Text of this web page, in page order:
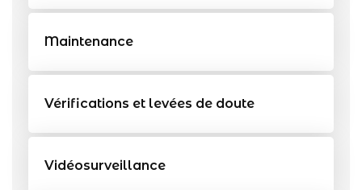
Maintenance
Vérifications et levées de doute
Vidéosurveillance